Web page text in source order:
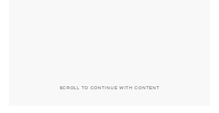
SCROLL TO CONTINUE WITH CONTENT